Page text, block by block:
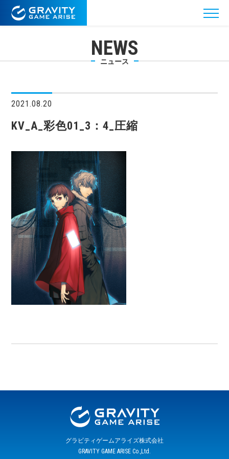
NEWS
ニュース
2021.08.20
KV_A_彩色01_3：4_圧縮
グラビティゲームアライズ株式会社
GRAVITY GAME ARISE Co.,Ltd.